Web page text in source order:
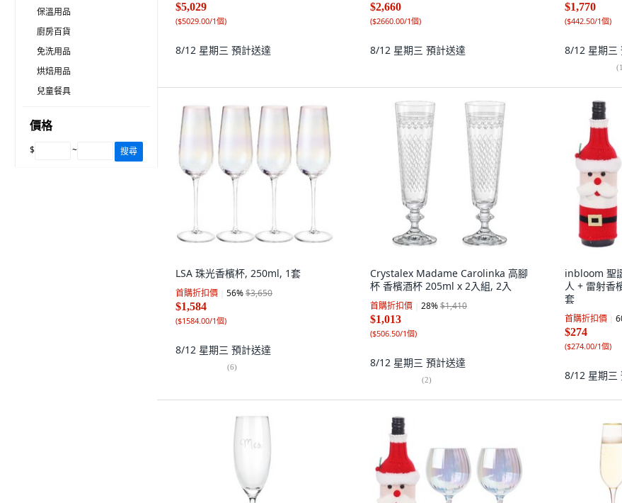
保溫用品
廚房百貨
免洗用品
烘焙用品
兒童餐具
價格
$ ~ 搜尋
$5,029
($5029.00/1個)
8/12 星期三 預計送達
$2,660
($2660.00/1個)
8/12 星期三 預計送達
$1,770
($442.50/1個)
8/12 星期三
(
LSA 珠光香檳杯, 250ml, 1套
首購折扣價 56%$3,650
$1,584
($1584.00/1個)
8/12 星期三 預計送達
(6)
Crystalex Madame Carolinka 高腳
杯 香檳酒杯 205ml x 2入組, 2入
首購折扣價 28%$1,410
$1,013
($506.50/1個)
8/12 星期三 預計送達
(2)
inbloom 聖
人 + 雷射香
套
首購折扣價
$274
($274.00/1個)
8/12 星期三